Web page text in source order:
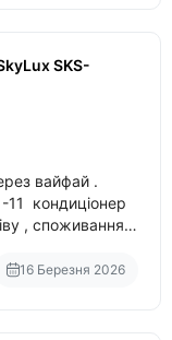
SKS-
вайфай .
11 кондиціонер
, споживання
16 Березня 2026